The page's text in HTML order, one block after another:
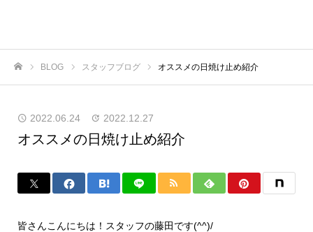
BLOG スタッフブログ オススメの日焼け止め紹介
2022.06.24 2022.12.27
オススメの日焼け止め紹介
皆さんこんにちは！スタッフの藤田です(^^)/